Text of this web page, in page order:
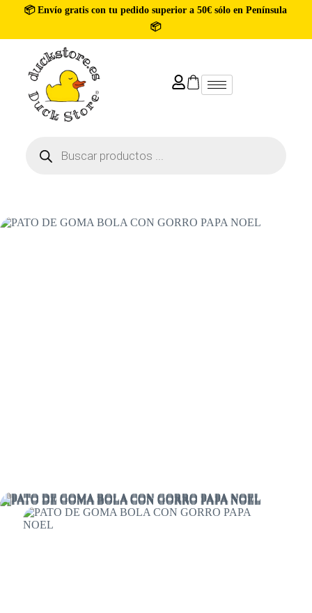
📦 Envío gratis con tu pedido superior a 50€ sólo en Península
📦